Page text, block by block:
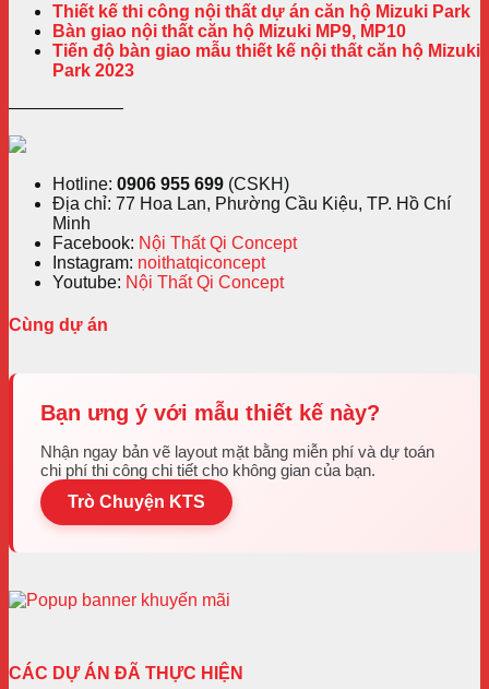
Thiết kế thi công nội thất dự án căn hộ Mizuki Park
Bàn giao nội thất căn hộ Mizuki MP9, MP10
Tiến độ bàn giao mẫu thiết kế nội thất căn hộ Mizuki
Park 2023
——————–
Hotline: 0906 955 699 (CSKH)
Địa chỉ: 77 Hoa Lan, Phường Cầu Kiệu, TP. Hồ Chí
Minh
Facebook: Nội Thất Qi Concept
Instagram: noithatqiconcept
Youtube: Nội Thất Qi Concept
Cùng dự án
Bạn ưng ý với mẫu thiết kế này?
Nhận ngay bản vẽ layout mặt bằng miễn phí và dự toán
chi phí thi công chi tiết cho không gian của bạn.
Trò Chuyện KTS
CÁC DỰ ÁN ĐÃ THỰC HIỆN